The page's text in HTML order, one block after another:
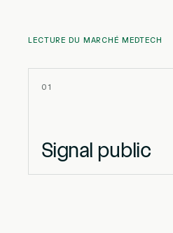
LECTURE DU MARCHÉ MEDTECH
01
Signal public